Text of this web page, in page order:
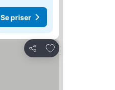
Se priser
Del
Føj til favoritter